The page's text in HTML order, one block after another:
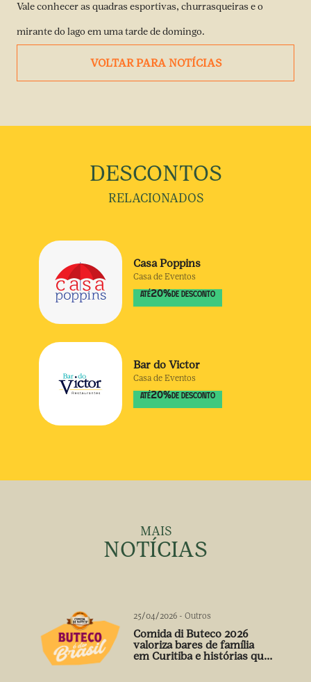
Vale conhecer as quadras esportivas, churrasqueiras e o
mirante do lago em uma tarde de domingo.
VOLTAR PARA NOTÍCIAS
DESCONTOS
RELACIONADOS
Casa Poppins
Casa de Eventos
ATÉ20% DE DESCONTO
Bar do Victor
Casa de Eventos
ATÉ20% DE DESCONTO
MAIS
NOTÍCIAS
25/04/2026 - Outros
Comida di Buteco 2026
valoriza bares de família
em Curitiba e histórias que